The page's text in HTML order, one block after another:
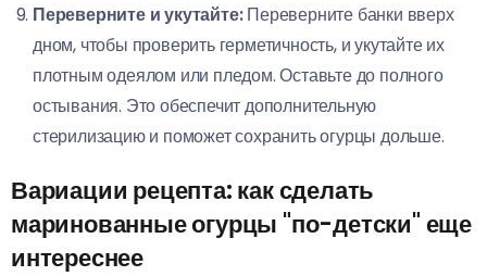
Переверните и укутайте:Переверните банки вверх
дном, чтобы проверить герметичность, и укутайте их
плотным одеялом или пледом. Оставьте до полного
остывания. Это обеспечит дополнительную
стерилизацию и поможет сохранить огурцы дольше.
Вариации рецепта: как сделать
маринованные огурцы "по-детски" еще
интереснее